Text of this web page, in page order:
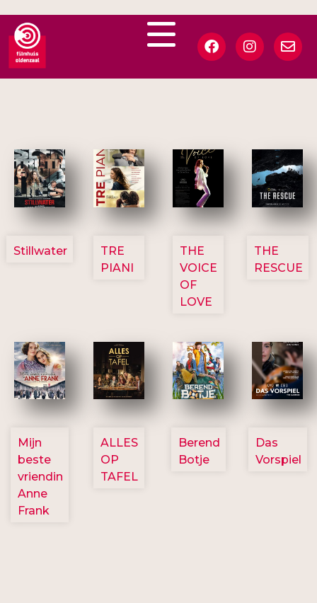
3123
Stillwater
3129
TRE
PIANI
3135
THE
VOICE
OF
LOVE
3148
THE
RESCUE
2757
Mijn
beste
vriendin
Anne
Frank
3154
ALLES
OP
TAFEL
2799
Berend
Botje
2777
Das
Vorspiel